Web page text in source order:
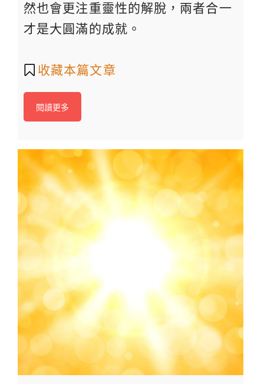
然也會更注重靈性的解脫，兩者合一
才是大圓滿的成就。
收藏本篇文章
閱讀更多